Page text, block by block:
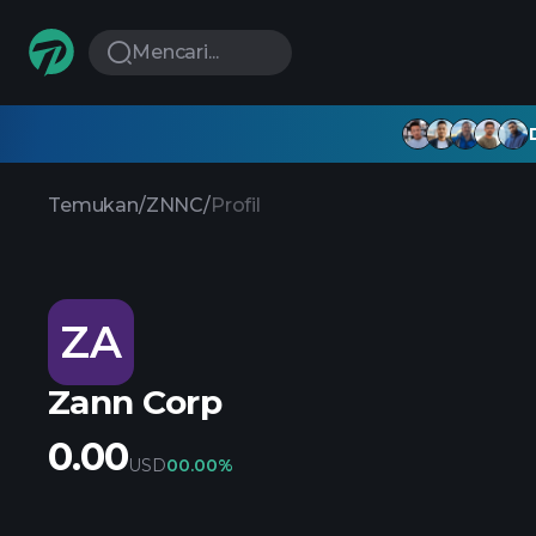
Mencari...
Temukan/ZNNC/Profil
ZA
Zann Corp
0.00USD00.00%